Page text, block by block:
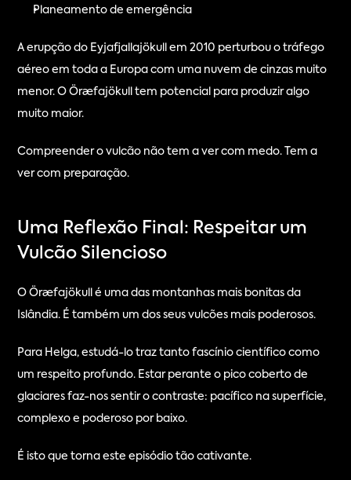
Planeamento de emergência
A erupção do Eyjafjallajökull em 2010 perturbou o tráfego
aéreo em toda a Europa com uma nuvem de cinzas muito
menor. O Öræfajökull tem potencial para produzir algo
muito maior.
Compreender o vulcão não tem a ver com medo. Tem a
ver com preparação.
Uma Reflexão Final: Respeitar um
Vulcão Silencioso
O Öræfajökull é uma das montanhas mais bonitas da
Islândia. É também um dos seus vulcões mais poderosos.
Para Helga, estudá-lo traz tanto fascínio científico como
um respeito profundo. Estar perante o pico coberto de
glaciares faz-nos sentir o contraste: pacífico na superfície,
complexo e poderoso por baixo.
É isto que torna este episódio tão cativante.